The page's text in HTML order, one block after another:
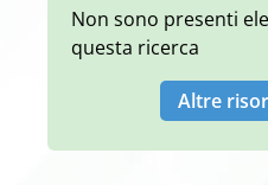
Non sono presenti
questa ricerca
Altre